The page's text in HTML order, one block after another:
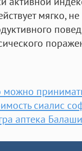
мягко,
можно
сиалис
аптека